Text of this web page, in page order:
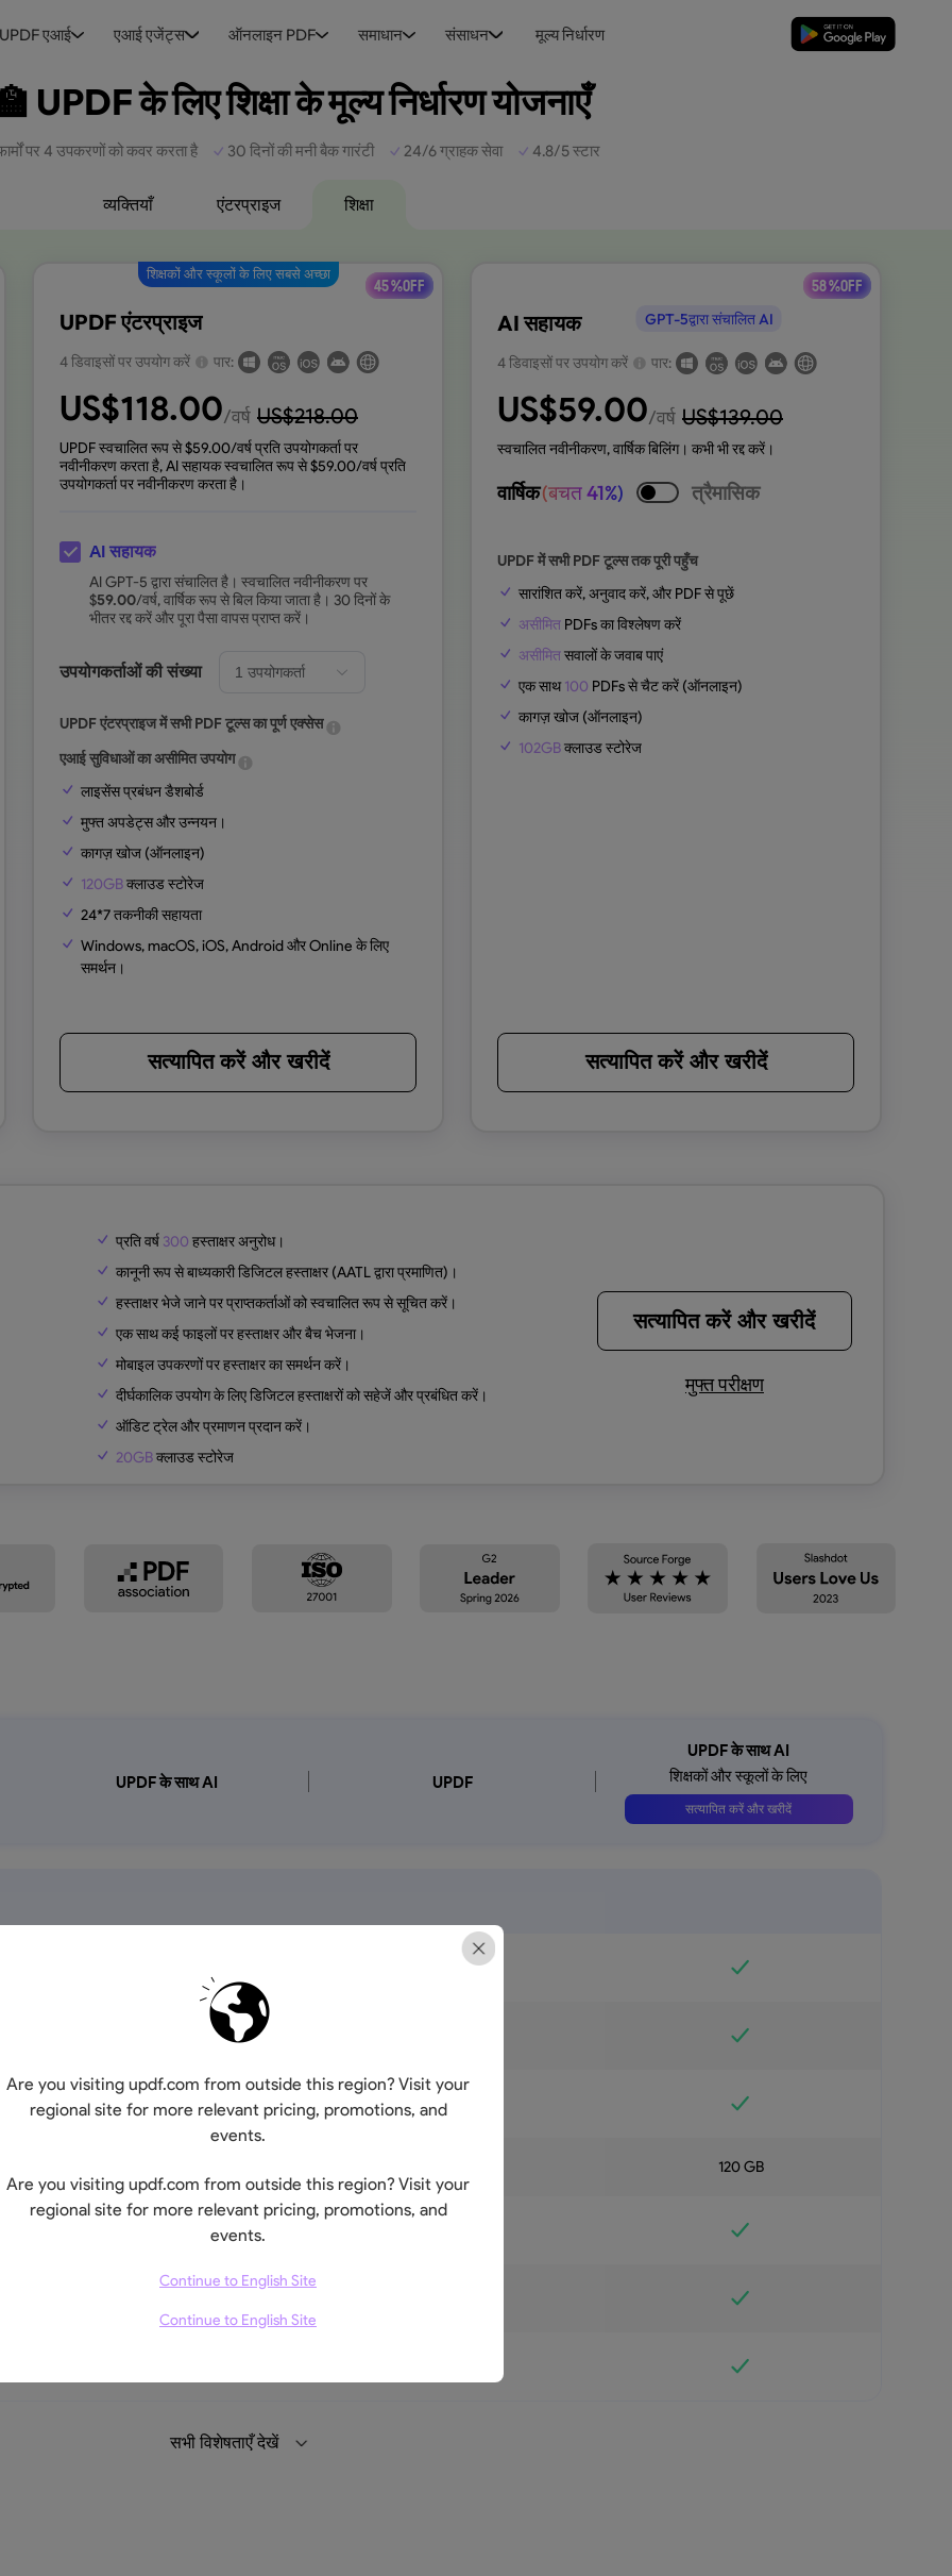
UPDF एआई एआई एजेंट्स ऑनलाइन PDF समाधान संसाधन मूल्य निर्धारण मुफ्त डाउनलोड
Are you visiting updf.com from outside this region? Visit your
regional site for more relevant pricing, promotions, and
events.
Are you visiting updf.com from outside this region? Visit your
regional site for more relevant pricing, promotions, and
events.
Continue to English Site
Continue to English Site
UPDF के लिए शिक्षा के मूल्य निर्धारण योजनाएँ
पर 4 उपकरणों को कवर करता है 30 दिनों की मनी बैक गारंटी 24/6 ग्राहक सेवा 4.8/5 स्टार
व्यक्तियाँ एंटरप्राइज शिक्षा
45 %OFF
शिक्षकों और स्कूलों के लिए सबसे अच्छा
UPDF एंटरप्राइज
4 डिवाइसों पर उपयोग करें पार:
US$118.00/वर्ष US$218.00
UPDF स्वचालित रूप से $59.00/वर्ष प्रति उपयोगकर्ता पर
नवीनीकरण करता है, AI सहायक स्वचालित रूप से $59.00/वर्ष प्रति
उपयोगकर्ता पर नवीनीकरण करता है।
AI सहायक
AI GPT-5 द्वारा संचालित है। स्वचालित नवीनीकरण पर
$59.00/वर्ष, वार्षिक रूप से बिल किया जाता है। 30 दिनों के
भीतर रद्द करें और पूरा पैसा वापस प्राप्त करें।
उपयोगकर्ताओं की संख्या
UPDF एंटरप्राइज में सभी PDF टूल्स का पूर्ण एक्सेस
एआई सुविधाओं का असीमित उपयोग
लाइसेंस प्रबंधन डैशबोर्ड
मुफ्त अपडेट्स और उन्नयन।
कागज़ खोज (ऑनलाइन)
120GBक्लाउड स्टोरेज
24*7 तकनीकी सहायता
Windows, macOS, iOS, Android और Online के लिए
समर्थन।
सत्यापित करें और खरीदें
58 %OFF
AI सहायक GPT-5द्वारा संचालित AI
4 डिवाइसों पर उपयोग करें पार:
US$59.00/वर्ष US$139.00
स्वचालित नवीनीकरण, वार्षिक बिलिंग। कभी भी रद्द करें।
वार्षिक(बचत 41%) त्रैमासिक
UPDF में सभी PDF टूल्स तक पूरी पहुँच
सारांशित करें, अनुवाद करें, और PDF से पूछें
असीमित PDFs का विश्लेषण करें
असीमितसवालों के जवाब पाएं
एक साथ100 PDFs से चैट करें (ऑनलाइन)
कागज़ खोज (ऑनलाइन)
102GBक्लाउड स्टोरेज
सत्यापित करें और खरीदें
प्रति वर्ष 300 हस्ताक्षर अनुरोध।
कानूनी रूप से बाध्यकारी डिजिटल हस्ताक्षर (AATL द्वारा प्रमाणित)।
हस्ताक्षर भेजे जाने पर प्राप्तकर्ताओं को स्वचालित रूप से सूचित करें।
एक साथ कई फाइलों पर हस्ताक्षर और बैच भेजना।
मोबाइल उपकरणों पर हस्ताक्षर का समर्थन करें।
दीर्घकालिक उपयोग के लिए डिजिटल हस्ताक्षरों को सहेजें और प्रबंधित करें।
ऑडिट ट्रेल और प्रमाणन प्रदान करें।
20GBक्लाउड स्टोरेज
सत्यापित करें और खरीदें
मुफ्त परीक्षण
UPDF के साथ AI UPDF
UPDF के साथ AI
शिक्षकों और स्कूलों के लिए
सत्यापित करें और खरीदें
120 GB
सभी विशेषताएँ देखें